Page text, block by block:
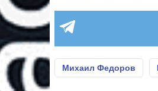
Михаил Федоров